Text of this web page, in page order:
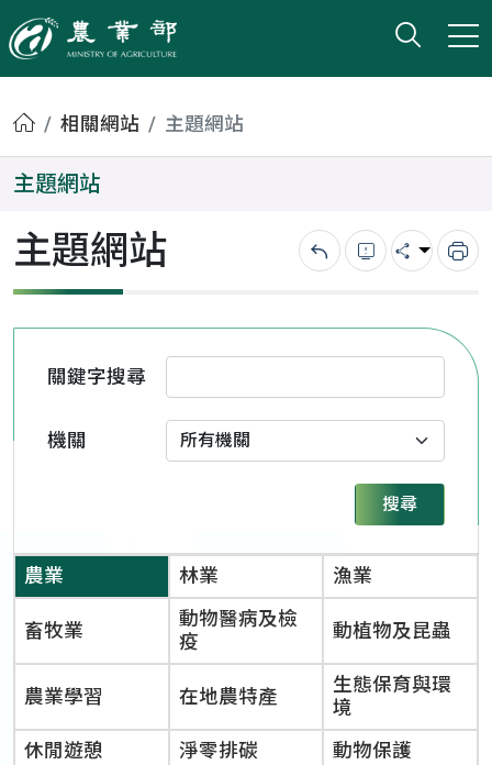
農業部
打開
小版
首頁相關網站 主題網站
主題網站
主題網站 回上一頁錯誤回報
分享 列
關鍵字搜尋
機關
搜尋
農業 林業 漁業
畜牧業
動物醫病及檢
疫
動植物及昆蟲
農業學習 在地農特產
生態保育與環
境
休閒遊憩
淨零排碳 動物保護